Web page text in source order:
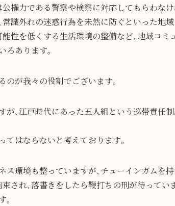
権力である警察や検察に対応してもらわな
識外れの迷惑行為を未然に防ぐといった地
性を低くする生活環境の整備など､地域コミ
ろあります｡
のが我々の役割でございます｡
が､江戸時代にあった五人組という巡帯責任
てはならないと考えております｡
ス環境も整っていますが､チューインガムを
され､落書きをしたら鞭打ちの刑が待ってい
｡